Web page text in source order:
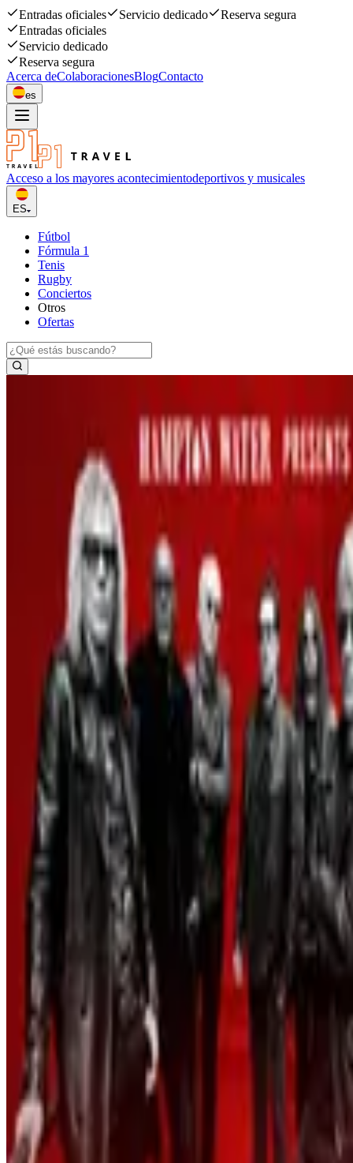
Entradas oficiales Servicio dedicado
Reserva segura
Entradas oficiales
Servicio dedicado
Reserva segura
Acerca deColaboracionesBlogContacto
es
Acceso a los mayores acontecimientodeportivos y musicales
ES
Fútbol
Fórmula 1
Tenis
Rugby
Conciertos
Otros
Ofertas